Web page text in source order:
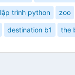
lập trình python zoo
destination b1 the